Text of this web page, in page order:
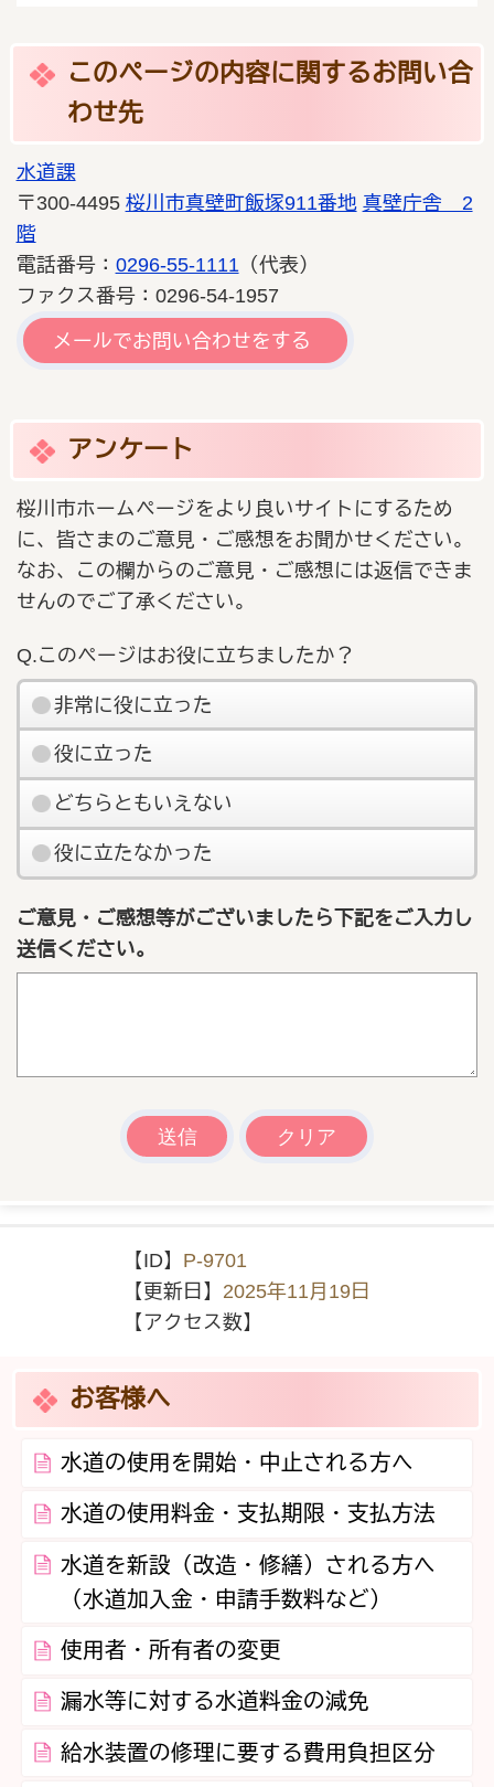
このページの内容に関するお問い合
わせ先
水道課
〒300-4495 桜川市真壁町飯塚911番地 真壁庁舎 2
階
電話番号： 0296-55-1111（代表）
ファクス番号：0296-54-1957
メールでお問い合わせをする
アンケート
桜川市ホームページをより良いサイトにするため
に、皆さまのご意見・ご感想をお聞かせください。
なお、この欄からのご意見・ご感想には返信できま
せんのでご了承ください。
Q.このページはお役に立ちましたか？
非常に役に立った
役に立った
どちらともいえない
役に立たなかった
ご意見・ご感想等がございましたら下記をご入力し
送信ください。
【ID】 P-9701
【更新日】 2025年11月19日
【アクセス数】
お客様へ
水道の使用を開始・中止される方へ
水道の使用料金・支払期限・支払方法
水道を新設（改造・修繕）される方へ
（水道加入金・申請手数料など）
使用者・所有者の変更
漏水等に対する水道料金の減免
給水装置の修理に要する費用負担区分